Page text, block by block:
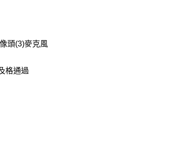
頭(3)麥克風
格通過